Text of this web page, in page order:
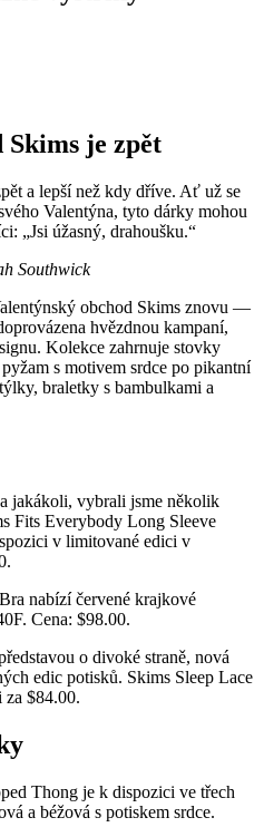
Skims je zpět
a lepší než kdy dříve. Ať už se
Valentýna, tyto dárky mohou
„Jsi úžasný, drahoušku.“
Southwick
obchod Skims znovu —
hvězdnou kampaní,
Kolekce zahrnuje stovky
s motivem srdce po pikantní
braletky s bambulkami a
jakákoli, vybrali jsme několik
Fits Everybody Long Sleeve
v limitované edici v
nabízí červené krajkové
Cena: $98.00.
o divoké straně, nová
edic potisků. Skims Sleep Lace
za $84.00.
Thong je k dispozici ve třech
a béžová s potiskem srdce.